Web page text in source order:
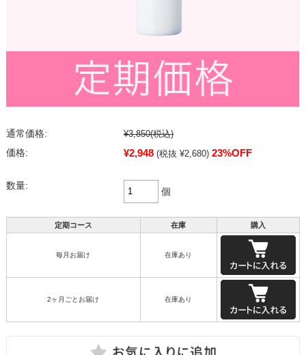
通常価格: ¥3,850(税込)
価格:
¥2,948 (税抜 ¥2,680) 23%OFF
数量:
個
定期コース 在庫 購入
毎月お届け 在庫あり
2ヶ月ごとお届け 在庫あり